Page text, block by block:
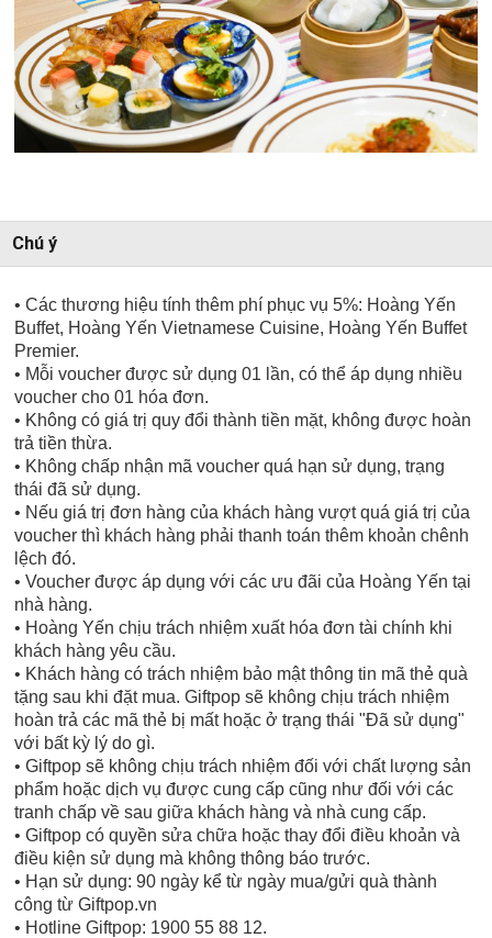
Chú ý
• Các thương hiệu tính thêm phí phục vụ 5%: Hoàng Yến
Buffet, Hoàng Yến Vietnamese Cuisine, Hoàng Yến Buffet
Premier.
• Mỗi voucher được sử dụng 01 lần, có thể áp dụng nhiều
voucher cho 01 hóa đơn.
• Không có giá trị quy đổi thành tiền mặt, không được hoàn
trả tiền thừa.
• Không chấp nhận mã voucher quá hạn sử dụng, trạng
thái đã sử dụng.
• Nếu giá trị đơn hàng của khách hàng vượt quá giá trị của
voucher thì khách hàng phải thanh toán thêm khoản chênh
lệch đó.
• Voucher được áp dụng với các ưu đãi của Hoàng Yến tại
nhà hàng.
• Hoàng Yến chịu trách nhiệm xuất hóa đơn tài chính khi
khách hàng yêu cầu.
• Khách hàng có trách nhiệm bảo mật thông tin mã thẻ quà
tặng sau khi đặt mua. Giftpop sẽ không chịu trách nhiệm
hoàn trả các mã thẻ bị mất hoặc ở trạng thái "Đã sử dụng"
với bất kỳ lý do gì.
• Giftpop sẽ không chịu trách nhiệm đối với chất lượng sản
phẩm hoặc dịch vụ được cung cấp cũng như đối với các
tranh chấp về sau giữa khách hàng và nhà cung cấp.
• Giftpop có quyền sửa chữa hoặc thay đổi điều khoản và
điều kiện sử dụng mà không thông báo trước.
• Hạn sử dụng: 90 ngày kể từ ngày mua/gửi quà thành
công từ Giftpop.vn
• Hotline Giftpop: 1900 55 88 12.